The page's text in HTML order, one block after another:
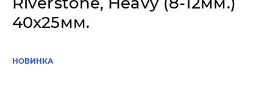
40x25мм.
НОВИНКА